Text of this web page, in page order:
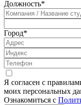
Должность*
Город*
Я согласен с
моих персональных
Ознакомиться с